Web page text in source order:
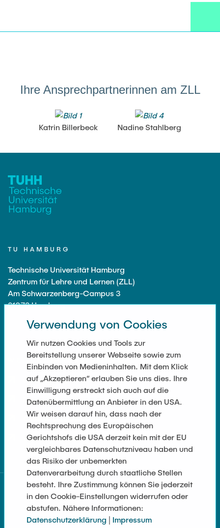
TUHH:Auf dem Prüfstand. Lernen bewerten
Ihre Ansprechpartnerinnen am ZLL
Katrin Billerbeck Nadine Stahlberg
TU HAMBURG
Technische Universität Hamburg
Zentrum für Lehre und Lernen (ZLL)
Am Schwarzenberg-Campus 3
21073 Hamburg
WEITERFÜHRENDE LINKS
Datenschutz
Impressum
Cookie-Einstellungen
Seitenübersicht
Verwendung von Cookies
Wir nutzen Cookies und Tools zur
Bereitstellung unserer Webseite sowie zum
Einbinden von Medieninhalten. Mit dem Klick
auf „Akzeptieren“ erlauben Sie uns dies. Ihre
Einwilligung erstreckt sich auch auf die
Datenübermittlung an Anbieter in den USA.
Wir weisen darauf hin, dass nach der
Rechtsprechung des Europäischen
Gerichtshofs die USA derzeit kein mit der EU
vergleichbares Datenschutzniveau haben und
das Risiko der unbemerkten
Datenverarbeitung durch staatliche Stellen
besteht. Ihre Zustimmung können Sie jederzeit
in den Cookie-Einstellungen widerrufen oder
abstufen. Nähere Informationen:
Datenschutzerklärung | Impressum